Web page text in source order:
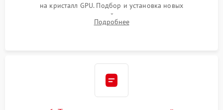
на кристалл GPU. Подбор и установка новых
термопрокладок правильной толщины на память и цепи
питания. Монтаж радиатора и бэкплейта, подключение и
Подробнее